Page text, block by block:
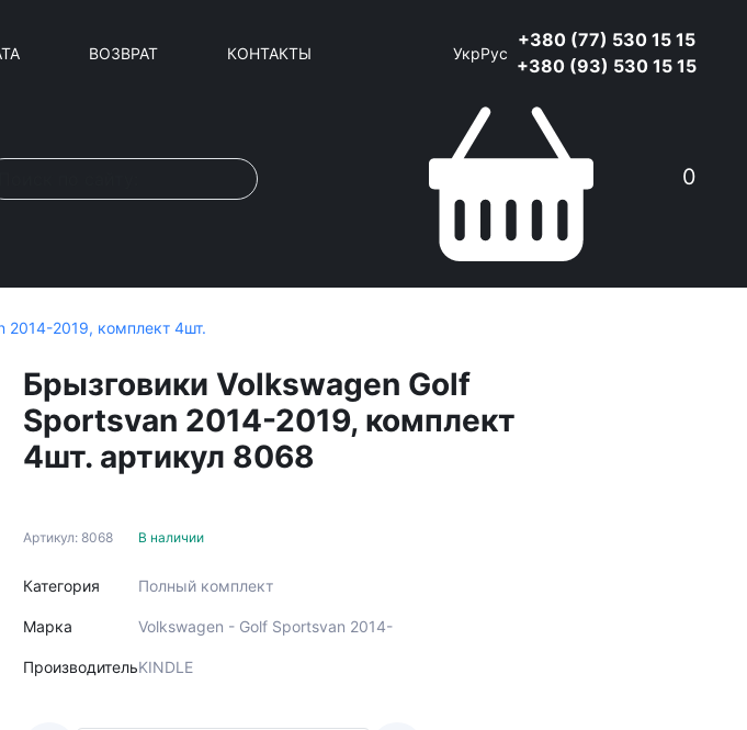
ВОЗВРАТ КОНТАКТЫ УкрРус
+380 (77) 530 15 15
+380 (93) 530 15 15
0
2014-2019, комплект 4шт.
Брызговики Volkswagen Golf
Sportsvan 2014-2019, комплект
4шт. артикул 8068
Артикул: 8068
Категория
Марка
Производитель
В наличии
Полный комплект
Volkswagen - Golf Sportsvan 2014-
KINDLE